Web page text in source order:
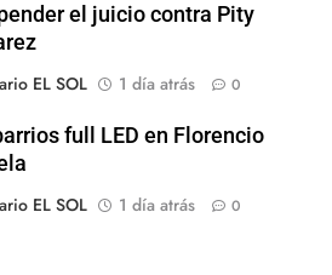
el juicio contra Pity
EL SOL
1 día atrás 0
full LED en Florencio
EL SOL
1 día atrás 0